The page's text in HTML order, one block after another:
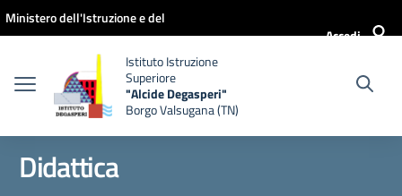
Vai ai contenuti
Vai al menu di navigazione
Vai al footer
Ministero dell'Istruzione e del
Accedi
Istituto Istruzione
Superiore
"Alcide Degasperi"
Borgo Valsugana (TN)
Didattica